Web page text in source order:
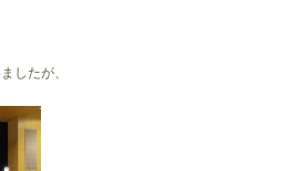
したが、